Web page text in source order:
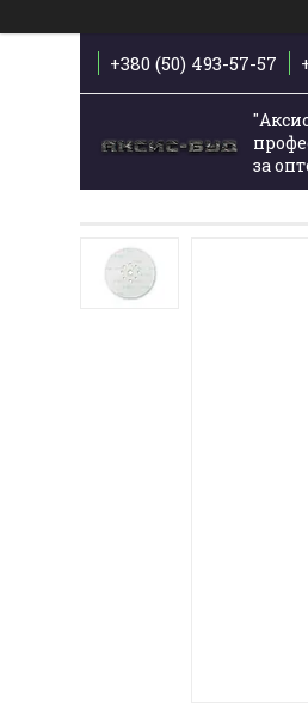
+380 (50) 493-57-57
за